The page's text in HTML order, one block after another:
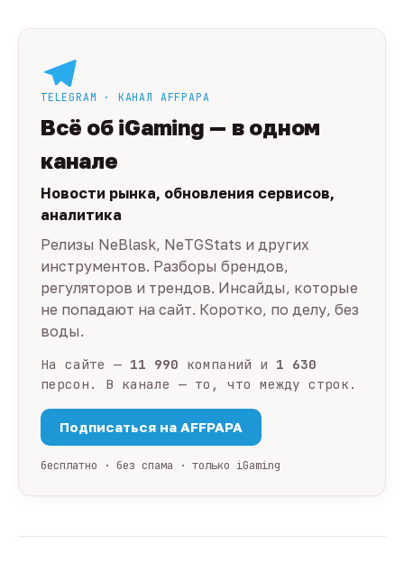
TELEGRAM · КАНАЛ AFFPAPA
Всё об iGaming — в одном
канале
Новости рынка, обновления сервисов,
аналитика
Релизы NeBlask, NeTGStats и других
инструментов. Разборы брендов,
регуляторов и трендов. Инсайды, которые
не попадают на сайт. Коротко, по делу, без
воды.
На сайте — 11 990 компаний и 1 630
персон. В канале — то, что между строк.
Подписаться на AFFPAPA
бесплатно · без спама · только iGaming